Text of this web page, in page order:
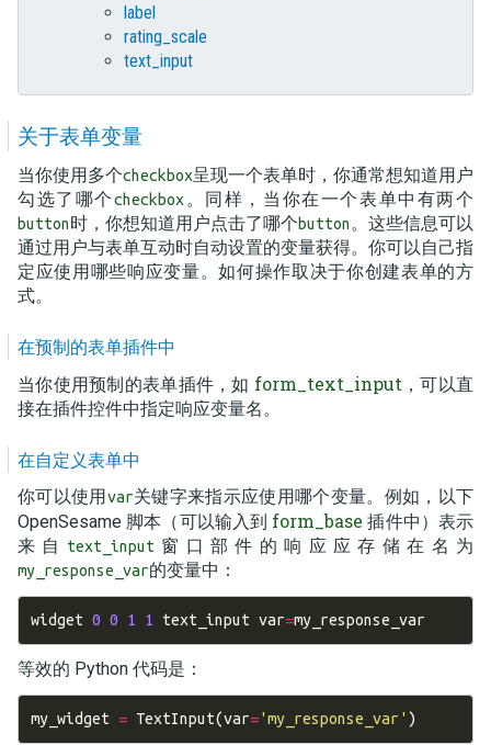
label
rating_scale
text_input
关于表单变量
当你使用多个checkbox呈现一个表单时，你通常想知道用户
勾选了哪个checkbox。同样，当你在一个表单中有两个
button时，你想知道用户点击了哪个button。这些信息可以
通过用户与表单互动时自动设置的变量获得。你可以自己指
定应使用哪些响应变量。如何操作取决于你创建表单的方
式。
在预制的表单插件中
当你使用预制的表单插件，如 form_text_input，可以直
接在插件控件中指定响应变量名。
在自定义表单中
你可以使用 var关键字来指示应使用哪个变量。例如，以下
OpenSesame 脚本（可以输入到 form_base 插件中）表示
来自
text_input 窗口部件的响应应存储在名为
my_response_var的变量中：
widget 0 0 1 1 text_input var=my_response_var
等效的 Python 代码是：
my_widget = TextInput(var='my_response_var' )